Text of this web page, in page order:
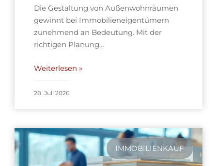
Die Gestaltung von Außenwohnräumen
gewinnt bei Immobilieneigentümern
zunehmend an Bedeutung. Mit der
richtigen Planung…
Weiterlesen »
28. Juli 2026
IMMOBILIENKAUF